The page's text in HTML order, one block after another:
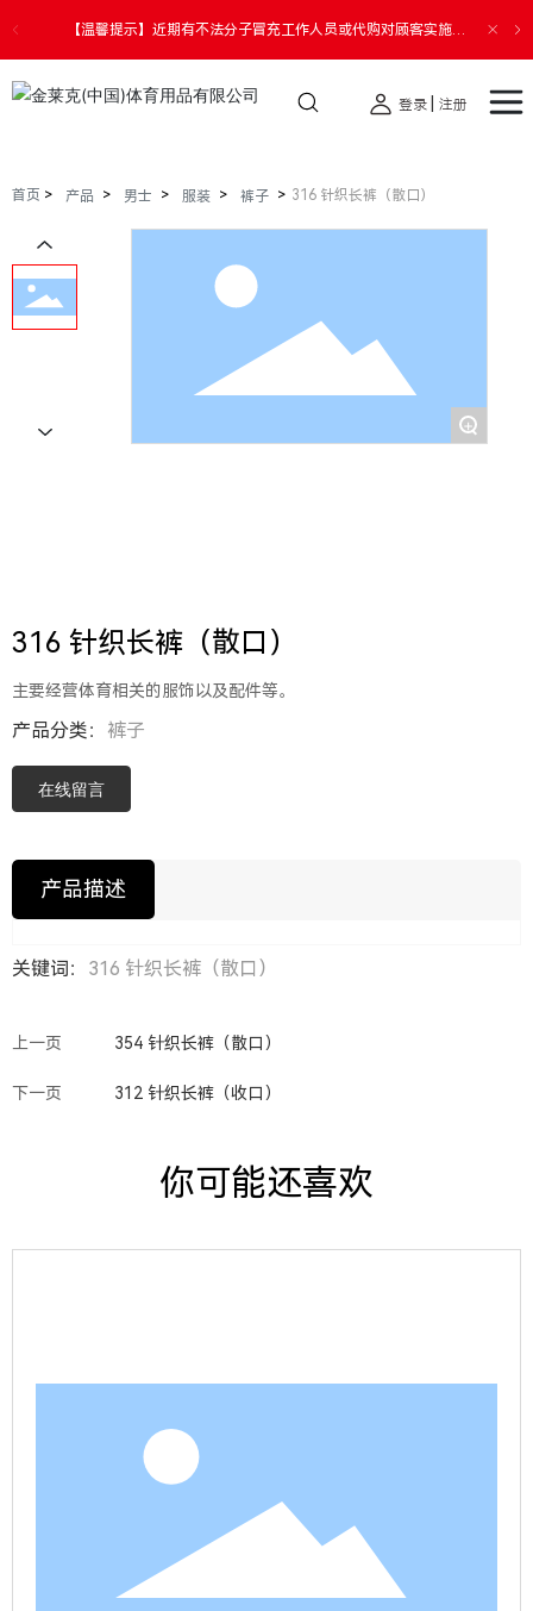
【温馨提示】近期有不法分子冒充工作人员或代购对顾客实施诈
登录
注册
首页 产品 男士 服装 裤子 316 针织长裤（散口）
+
316 针织长裤（散口）
主要经营体育相关的服饰以及配件等。
产品分类： 裤子
在线留言
产品描述
关键词： 316 针织长裤（散口）
上一页 354 针织长裤（散口）
下一页 312 针织长裤（收口）
你可能还喜欢